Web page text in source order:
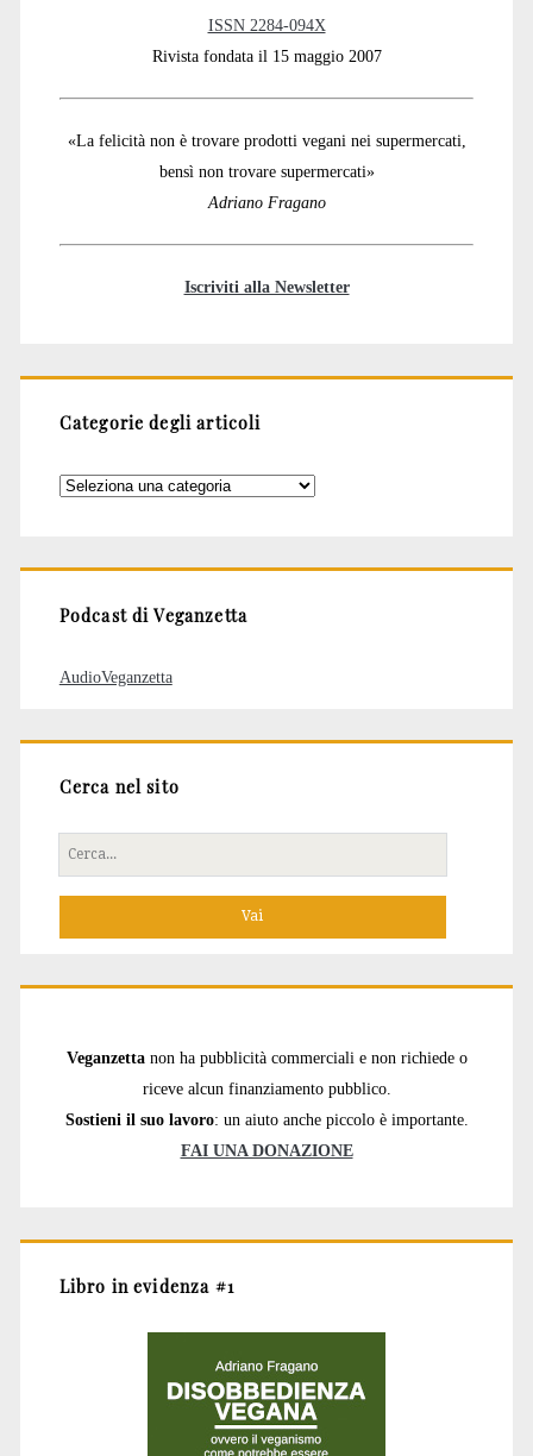
ISSN 2284-094X
Rivista fondata il 15 maggio 2007
«La felicità non è trovare prodotti vegani nei supermercati,
bensì non trovare supermercati»
Adriano Fragano
Iscriviti alla Newsletter
Categorie degli articoli
Categorie
Podcast di Veganzetta
AudioVeganzetta
Cerca nel sito
Cerca
per:
Veganzetta non ha pubblicità commerciali e non richiede o
riceve alcun finanziamento pubblico.
Sostieni il suo lavoro: un aiuto anche piccolo è importante.
FAI UNA DONAZIONE
Libro in evidenza #1